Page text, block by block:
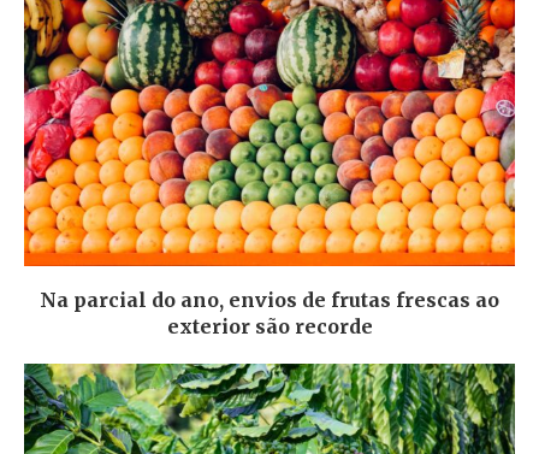
Na parcial do ano, envios de frutas frescas ao
exterior são recorde